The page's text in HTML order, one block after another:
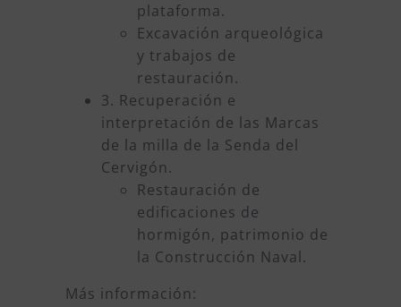
plataforma.
Excavación arqueológica
y trabajos de
restauración.
3. Recuperación e
interpretación de las Marcas
de la milla de la Senda del
Cervigón.
Restauración de
edificaciones de
hormigón, patrimonio de
la Construcción Naval.
Más información: